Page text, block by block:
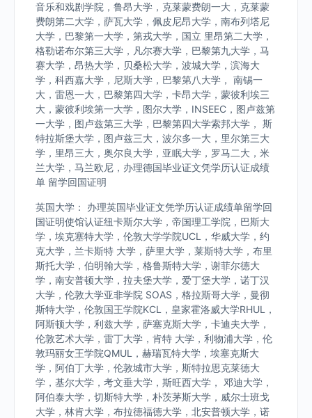
音乐和戏剧学院，鲁昂大学，克莱蒙费朗一大，克莱蒙
费朗第二大学，萨瓦大学，佩皮尼昂大学，南布列塔尼
大学，巴黎第一大学，第戎大学，国立 里昂第二大学，
格勒诺布尔第三大学，凡尔赛大学，巴黎第九大学，马
赛大学，昂热大学，贝桑松大学，波城大学，滨海大
学，科西嘉大学，尼斯大学，巴黎第八大学， 南锡一
大，雷恩一大，巴黎第四大学，卡昂大学，蒙彼利埃三
大，蒙彼利埃第一大学，图尔大学，INSEEC，图卢兹第
一大学，图卢兹第三大学，巴黎第四大学索邦大学， 斯
特拉斯堡大学，图卢兹三大，波尔多一大，里尔第三大
学，里昂三大，奥尔良大学，亚眠大学，罗马二大，米
兰大学，马兰欧尼，办理德国毕业证文凭学历认证成绩
单 留学回国证明
英国大学： 办理英国毕业证文凭学历认证成绩单留学回
国证明使馆认证纽卡斯尔大学，帝国理工学院，巴斯大
学，埃克塞特大学，伦敦大学学院UCL，华威大学，约
克大学，兰卡斯特 大学，萨里大学，莱斯特大学，布里
斯托大学，伯明翰大学，格鲁斯特大学，谢菲尔德大
学，南安普顿大学，拉夫堡大学，爱丁堡大学，诺丁汉
大学，伦敦大学亚非学院 SOAS，格拉斯哥大学，曼彻
斯特大学，伦敦国王学院KCL，皇家霍洛威大学RHUL，
阿斯顿大学，利兹大学，萨塞克斯大学，卡迪夫大学，
伦敦艺术大学，雷丁大学，肯特 大学，利物浦大学，伦
敦玛丽女王学院QMUL，赫瑞瓦特大学，埃塞克斯大
学，阿伯丁大学，伦敦城市大学，斯特拉思克莱德大
学，基尔大学，考文垂大学，斯旺西大学， 邓迪大学，
阿伯泰大学，切斯特大学，朴茨茅斯大学，威尔士班戈
大学，林肯大学，布拉德福德大学，北安普顿大学，诺